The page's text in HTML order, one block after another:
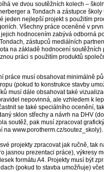
ve dvou soutěžních kolech –
a Tondach a zástupce
jeden nejlepší projekt s použitím
Všechny práce oceněné v
hodnocením zabývá odborná
zástupců mediálních
na základě hodnocení
práci s použitím produktů
práce musí obsahovat minimálně
(pokud to konstrukce stavby
musí dále obsahovat také
nepovinná, ale vzhledem k
se také speciálního ocenění,
sklon střechy a návrh na DHV
soutěž, pak musí zpracovat
na www.porotherm.cz/soutez_skoly).
projekty zpracovat jak ručně, tak
jasnou prezentaci práce), výkresy
formátu A4. Projekty musí být
(pokud to stavba umožňuje)